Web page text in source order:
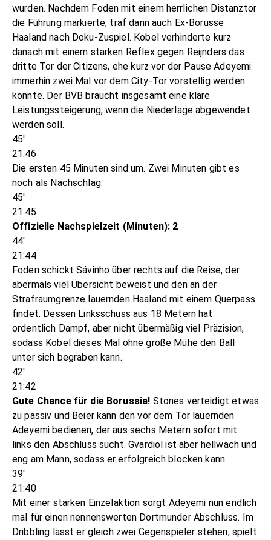
wurden. Nachdem Foden mit einem herrlichen Distanztor
die Führung markierte, traf dann auch Ex-Borusse
Haaland nach Doku-Zuspiel. Kobel verhinderte kurz
danach mit einem starken Reflex gegen Reijnders das
dritte Tor der Citizens, ehe kurz vor der Pause Adeyemi
immerhin zwei Mal vor dem City-Tor vorstellig werden
konnte. Der BVB braucht insgesamt eine klare
Leistungssteigerung, wenn die Niederlage abgewendet
werden soll.
45'
21:46
Die ersten 45 Minuten sind um. Zwei Minuten gibt es
noch als Nachschlag.
45'
21:45
Offizielle Nachspielzeit (Minuten): 2
44'
21:44
Foden schickt Sávinho über rechts auf die Reise, der
abermals viel Übersicht beweist und den an der
Strafraumgrenze lauernden Haaland mit einem Querpass
findet. Dessen Linksschuss aus 18 Metern hat
ordentlich Dampf, aber nicht übermäßig viel Präzision,
sodass Kobel dieses Mal ohne große Mühe den Ball
unter sich begraben kann.
42'
21:42
Gute Chance für die Borussia! Stones verteidigt etwas
zu passiv und Beier kann den vor dem Tor lauernden
Adeyemi bedienen, der aus sechs Metern sofort mit
links den Abschluss sucht. Gvardiol ist aber hellwach und
eng am Mann, sodass er erfolgreich blocken kann.
39'
21:40
Mit einer starken Einzelaktion sorgt Adeyemi nun endlich
mal für einen nennenswerten Dortmunder Abschluss. Im
Dribbling lässt er gleich zwei Gegenspieler stehen, spielt